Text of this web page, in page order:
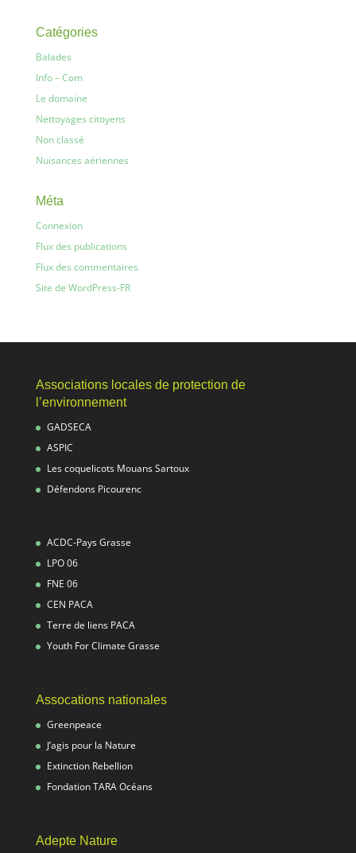
Catégories
Balades
Info – Com
Le domaine
Nettoyages citoyens
Non classé
Nuisances aériennes
Méta
Connexion
Flux des publications
Flux des commentaires
Site de WordPress-FR
Associations locales de protection de
l’environnement
GADSECA
ASPIC
Les coquelicots Mouans Sartoux
Défendons Picourenc
ACDC-Pays Grasse
LPO 06
FNE 06
CEN PACA
Terre de liens PACA
Youth For Climate Grasse
Assocations nationales
Greenpeace
J’agis pour la Nature
Extinction Rebellion
Fondation TARA Océans
Adepte Nature